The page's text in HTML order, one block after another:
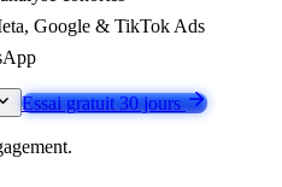
Google & TikTok Ads
Essai gratuit 30 jours